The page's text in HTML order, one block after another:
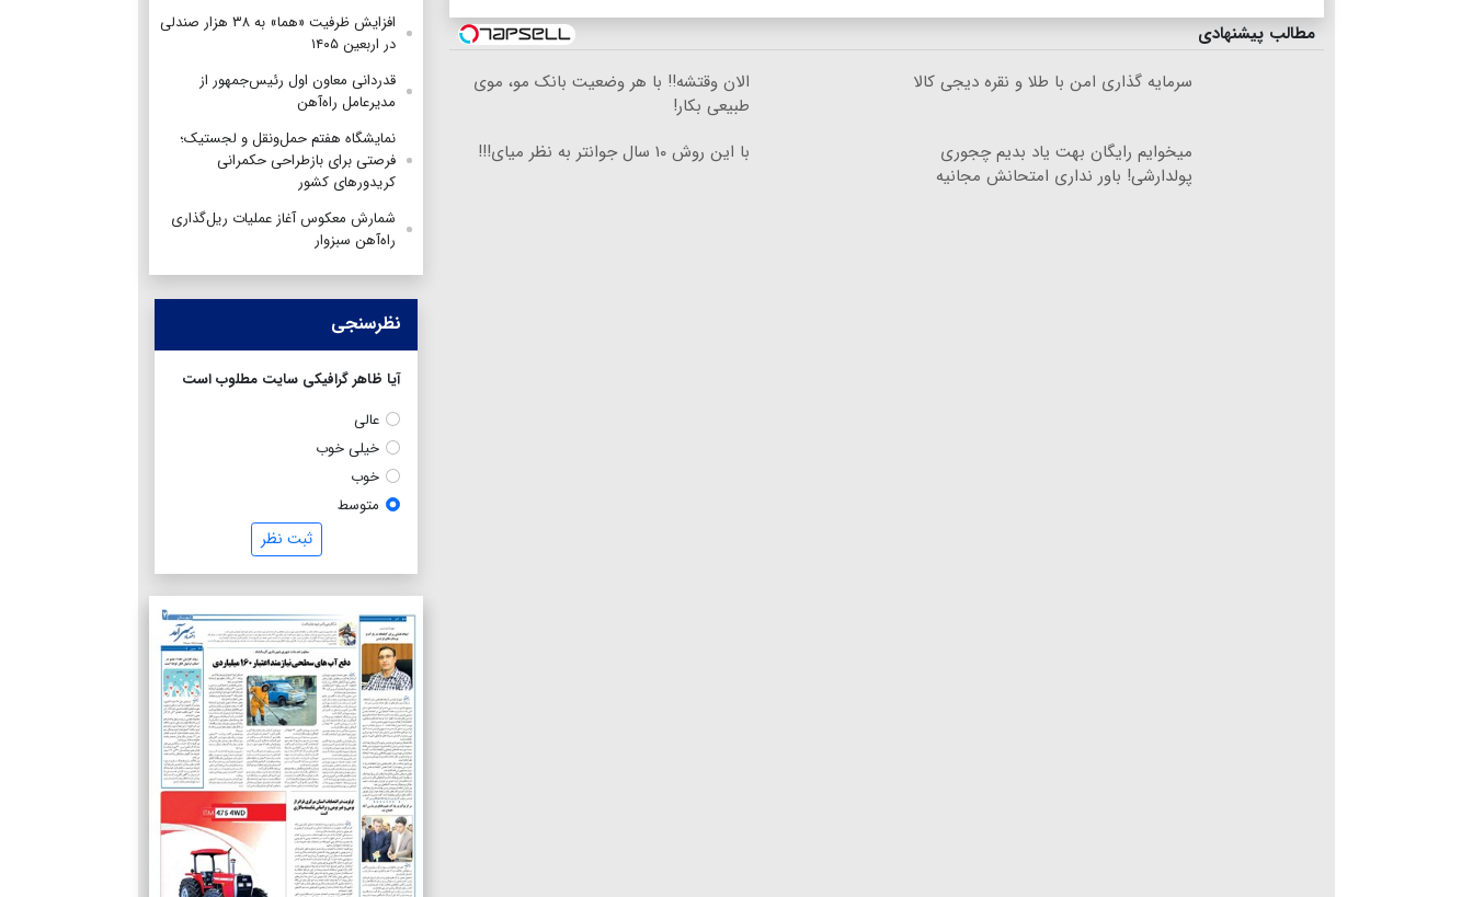
مطالب پیشنهادی
سرمایه گذاری امن با طلا و نقره دیجی کالا
الان وقتشه‼️ با هر وضعیت بانک مو، موی
طبیعی بکار!
میخوایم رایگان بهت یاد بدیم چجوری
پولدارشی! باور نداری امتحانش مجانیه
با این روش ۱۰ سال جوانتر به نظر میای!!!
افزایش ظرفیت «هما» به ۳۸ هزار صندلی
در اربعین ۱۴۰۵
قدردانی معاون اول رئیس‌جمهور از
مدیرعامل راه‌آهن
نمایشگاه هفتم حمل‌ونقل و لجستیک؛
فرصتی برای بازطراحی حکمرانی
کریدورهای کشور
شمارش معکوس آغاز عملیات ریل‌گذاری
راه‌آهن سبزوار
نظرسنجی
آیا ظاهر گرافیکی سایت مطلوب است
عالی
خیلی خوب
خوب
متوسط
ثبت نظر